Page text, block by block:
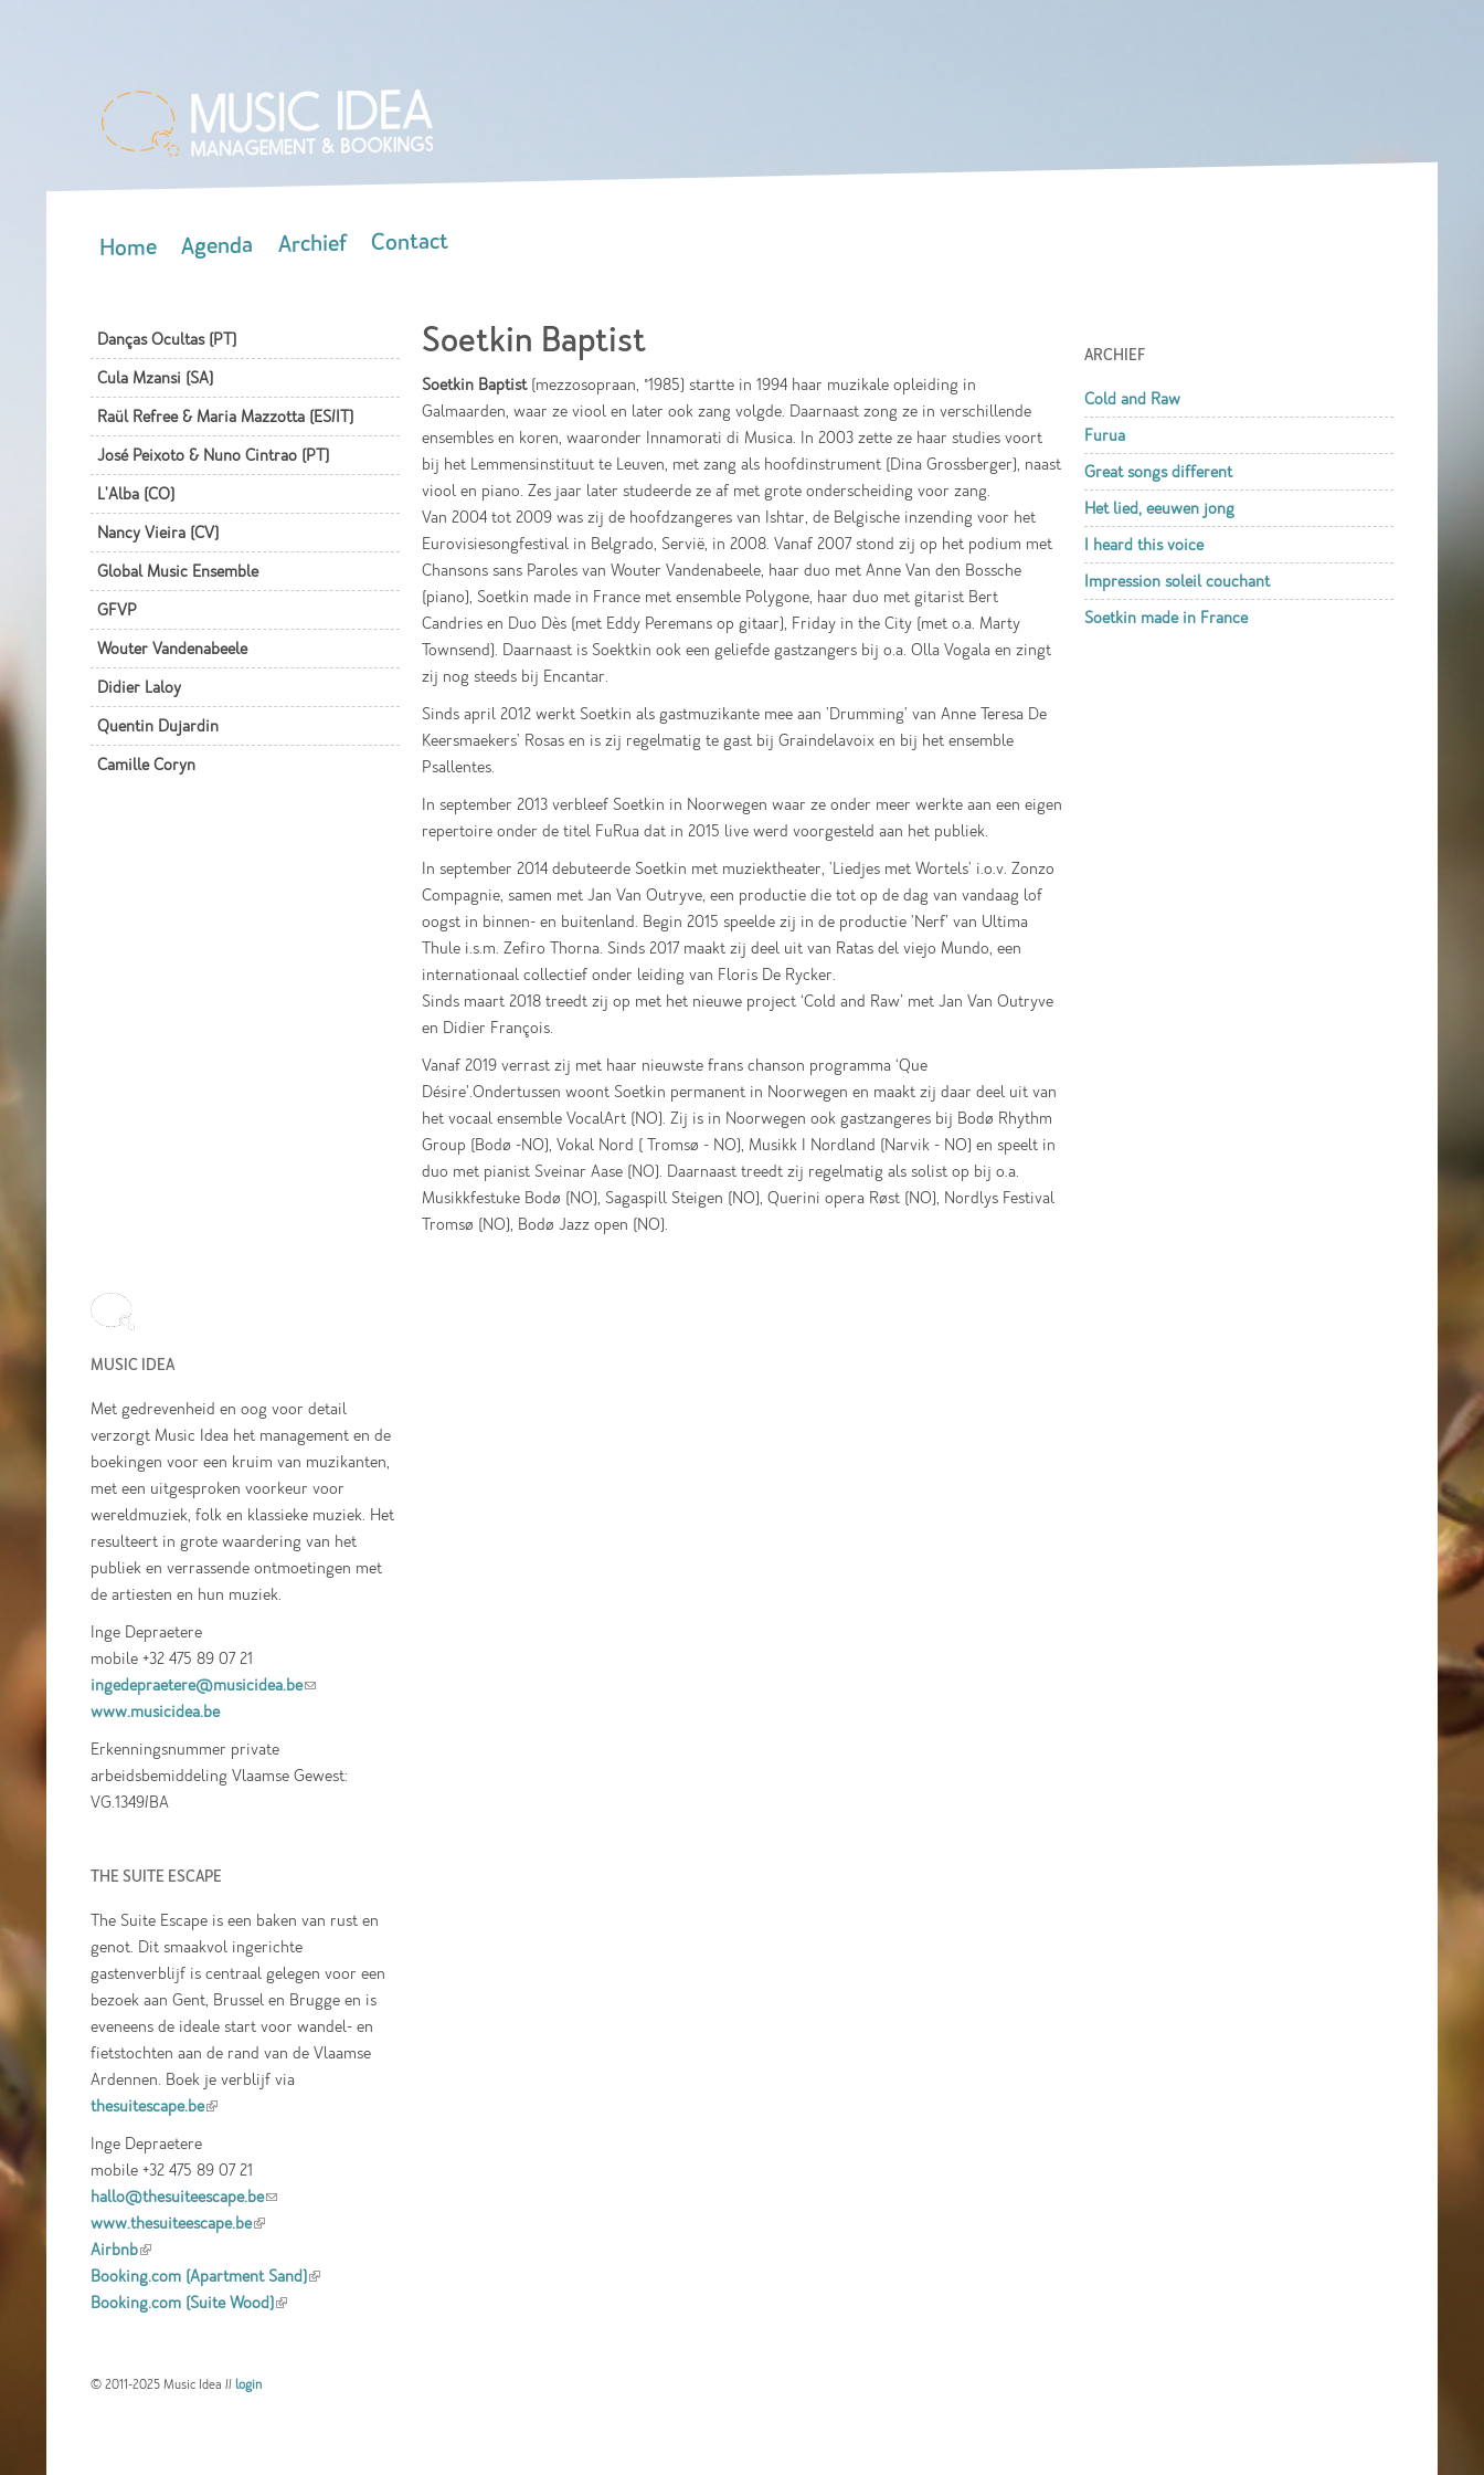
Home Agenda Archief Contact
Danças Ocultas (PT)
Cula Mzansi (SA)
Raül Refree & Maria Mazzotta (ES/IT)
José Peixoto & Nuno Cintrao (PT)
L'Alba (CO)
Nancy Vieira (CV)
Global Music Ensemble
GFVP
Wouter Vandenabeele
Didier Laloy
Quentin Dujardin
Camille Coryn
Soetkin Baptist
Soetkin Baptist(mezzosopraan, °1985) startte in 1994 haar muzikale opleiding in
Galmaarden, waar ze viool en later ook zang volgde. Daarnaast zong ze in verschillende
ensembles en koren, waaronder Innamorati di Musica. In 2003 zette ze haar studies voort
bij het Lemmensinstituut te Leuven, met zang als hoofdinstrument (Dina Grossberger), naast
viool en piano. Zes jaar later studeerde ze af met grote onderscheiding voor zang.
Van 2004 tot 2009 was zij de hoofdzangeres van Ishtar, de Belgische inzending voor het
Eurovisiesongfestival in Belgrado, Servië, in 2008. Vanaf 2007 stond zij op het podium met
Chansons sans Paroles van Wouter Vandenabeele, haar duo met Anne Van den Bossche
(piano), Soetkin made in France met ensemble Polygone, haar duo met gitarist Bert
Candries en Duo Dès (met Eddy Peremans op gitaar), Friday in the City (met o.a. Marty
Townsend). Daarnaast is Soektkin ook een geliefde gastzangers bij o.a. Olla Vogala en zingt
zij nog steeds bij Encantar.
Sinds april 2012 werkt Soetkin als gastmuzikante mee aan 'Drumming' van Anne Teresa De
Keersmaekers' Rosas en is zij regelmatig te gast bij Graindelavoix en bij het ensemble
Psallentes.
In september 2013 verbleef Soetkin in Noorwegen waar ze onder meer werkte aan een eigen
repertoire onder de titel FuRua dat in 2015 live werd voorgesteld aan het publiek.
In september 2014 debuteerde Soetkin met muziektheater, 'Liedjes met Wortels' i.o.v. Zonzo
Compagnie, samen met Jan Van Outryve, een productie die tot op de dag van vandaag lof
oogst in binnen- en buitenland. Begin 2015 speelde zij in de productie 'Nerf’ van Ultima
Thule i.s.m. Zefiro Thorna. Sinds 2017 maakt zij deel uit van Ratas del viejo Mundo, een
internationaal collectief onder leiding van Floris De Rycker.
Sinds maart 2018 treedt zij op met het nieuwe project ‘Cold and Raw’ met Jan Van Outryve
en Didier François.
Vanaf 2019 verrast zij met haar nieuwste frans chanson programma ‘Que
Désire’.Ondertussen woont Soetkin permanent in Noorwegen en maakt zij daar deel uit van
het vocaal ensemble VocalArt (NO). Zij is in Noorwegen ook gastzangeres bij Bodø Rhythm
Group (Bodø -NO), Vokal Nord ( Tromsø - NO), Musikk I Nordland (Narvik - NO) en speelt in
duo met pianist Sveinar Aase (NO). Daarnaast treedt zij regelmatig als solist op bij o.a.
Musikkfestuke Bodø (NO), Sagaspill Steigen (NO), Querini opera Røst (NO), Nordlys Festival
Tromsø (NO), Bodø Jazz open (NO).
ARCHIEF
Cold and Raw
Furua
Great songs different
Het lied, eeuwen jong
I heard this voice
Impression soleil couchant
Soetkin made in France
MUSIC IDEA
Met gedrevenheid en oog voor detail
verzorgt Music Idea het management en de
boekingen voor een kruim van muzikanten,
met een uitgesproken voorkeur voor
wereldmuziek, folk en klassieke muziek. Het
resulteert in grote waardering van het
publiek en verrassende ontmoetingen met
de artiesten en hun muziek.
Inge Depraetere
mobile +32 475 89 07 21
ingedepraetere@musicidea.be(link sends e-
www.musicidea.be
Erkenningsnummer private
arbeidsbemiddeling Vlaamse Gewest:
VG.1349/BA
THE SUITE ESCAPE
The Suite Escape is een baken van rust en
genot. Dit smaakvol ingerichte
gastenverblijf is centraal gelegen voor een
bezoek aan Gent, Brussel en Brugge en is
eveneens de ideale start voor wandel- en
fietstochten aan de rand van de Vlaamse
Ardennen. Boek je verblijf via
thesuitescape.be(link is external)
Inge Depraetere
mobile +32 475 89 07 21
hallo@thesuiteescape.be(link sends e-mail)
www.thesuiteescape.be(link is external)
Airbnb(link is external)
Booking.com (Apartment Sand)(link is
Booking.com (Suite Wood)(link is external)
© 2011-2025 Music Idea //login